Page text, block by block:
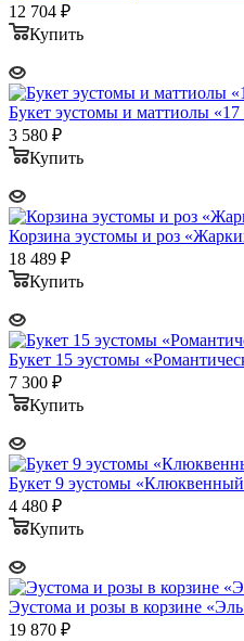
12 704 ₽
Купить
Букет эустомы и маттиолы
3 580 ₽
Купить
Корзина эустомы и роз
18 489 ₽
Купить
Букет 15 эустомы
7 300 ₽
Купить
Букет 9 эустомы
4 480 ₽
Купить
Эустома и розы в корзине
19 870 ₽